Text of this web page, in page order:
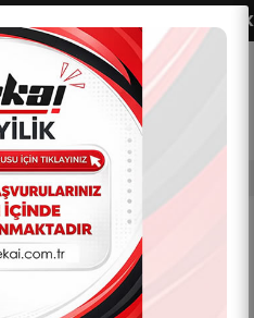
VADE FARKSIZ 2 - 3 - 4 TAKSİT
Mobil Menü
Menü